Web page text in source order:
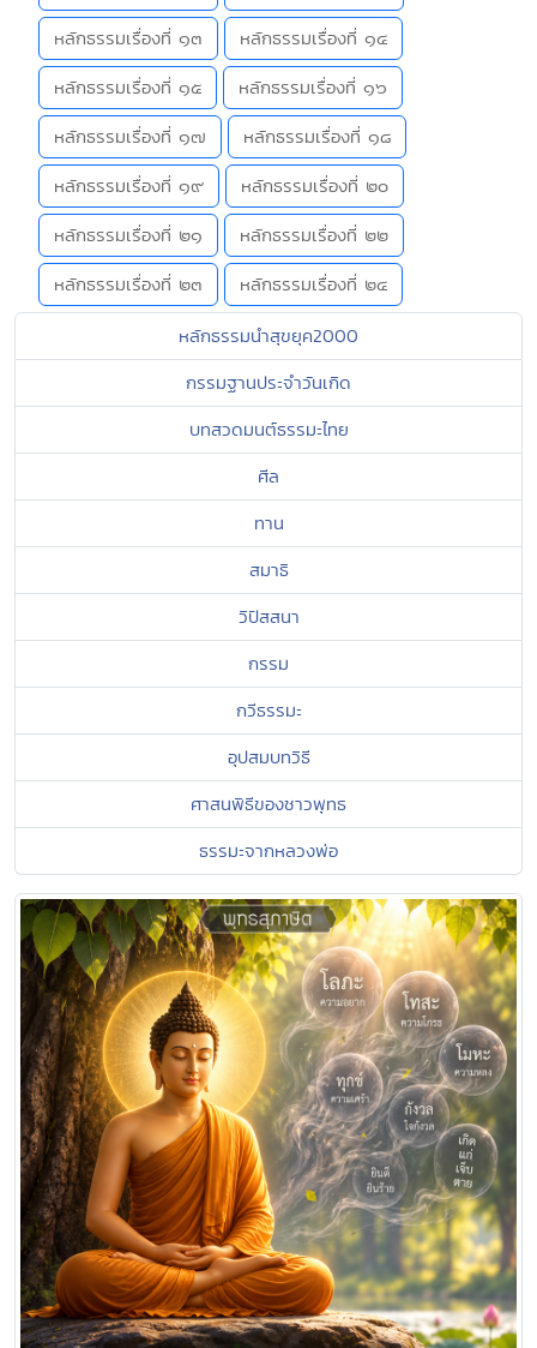
หลักธรรมเรื่องที่ ๑๓
หลักธรรมเรื่องที่ ๑๔
หลักธรรมเรื่องที่ ๑๕
หลักธรรมเรื่องที่ ๑๖
หลักธรรมเรื่องที่ ๑๗
หลักธรรมเรื่องที่ ๑๘
หลักธรรมเรื่องที่ ๑๙
หลักธรรมเรื่องที่ ๒๐
หลักธรรมเรื่องที่ ๒๑
หลักธรรมเรื่องที่ ๒๒
หลักธรรมเรื่องที่ ๒๓
หลักธรรมเรื่องที่ ๒๔
หลักธรรมนำสุขยุค2000
กรรมฐานประจำวันเกิด
บทสวดมนต์ธรรมะไทย
ศีล
ทาน
สมาธิ
วิปัสสนา
กรรม
กวีธรรมะ
อุปสมบทวิธี
ศาสนพิธีของชาวพุทธ
ธรรมะจากหลวงพ่อ